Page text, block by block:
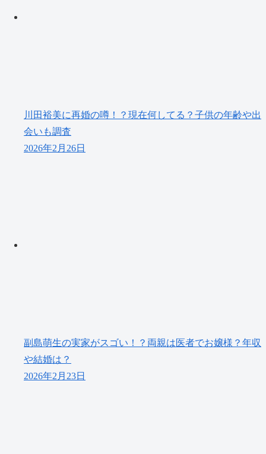
川田裕美に再婚の噂！？現在何してる？子供の年齢や出
会いも調査
2026年2月26日
副島萌生の実家がスゴい！？両親は医者でお嬢様？年収
や結婚は？
2026年2月23日